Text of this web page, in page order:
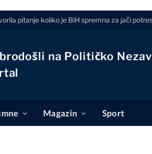
pitanje koliko je BiH spremna za jači
na Političko
Magazin Sport